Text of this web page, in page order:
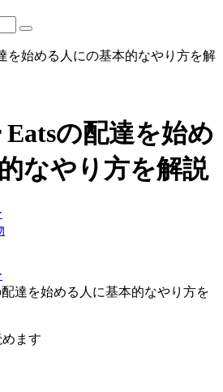
の配達を始め
なやり方を解説
配達を始める人に基本的なやり方を
ます